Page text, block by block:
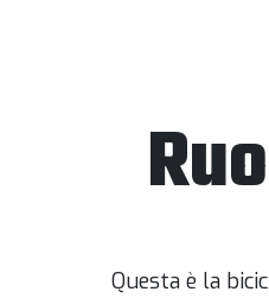
Questa è la